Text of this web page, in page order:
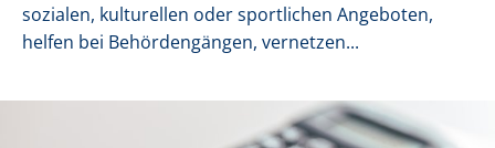
sozialen, kulturellen oder sportlichen Angeboten,
helfen bei Behördengängen, vernetzen...